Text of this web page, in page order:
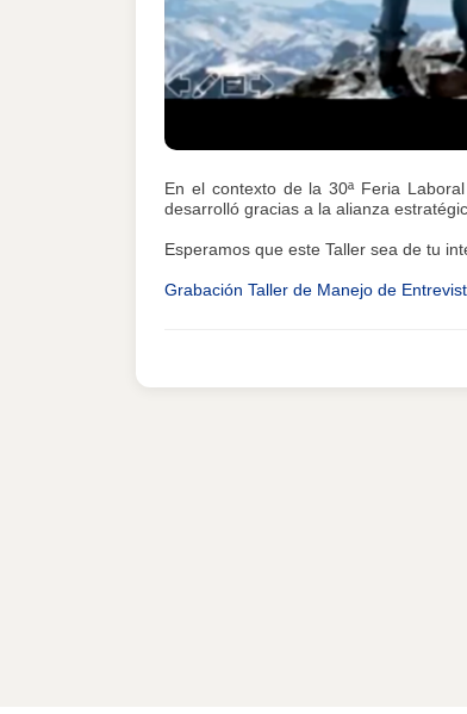
En el contexto de la 30ª Feria
desarrolló gracias a la alianza
Esperamos que este Taller sea de tu
Grabación Taller de Manejo de